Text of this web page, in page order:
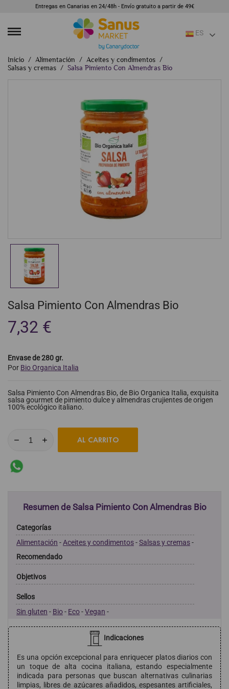
Entregas en Canarias en 24/48h - Envío gratuito a partir de 49€
ES
Inicio Alimentación
Aceites y condimentos
Salsas y cremas
Salsa Pimiento Con Almendras Bio
Salsa Pimiento Con Almendras Bio
7,32 €
Envase de 280 gr.
Por Bio Organica Italia
Salsa Pimiento Con Almendras Bio, de Bio Organica Italia, exquisita
salsa gourmet de pimiento dulce y almendras crujientes de origen
100% ecológico italiano.
AL CARRITO
Resumen de Salsa Pimiento Con Almendras Bio
Categorías
Alimentación -Aceites y condimentos-Salsas y cremas-
Recomendado
Objetivos
Sellos
Sin gluten - Bio- Eco-Vegan -
Indicaciones
Es una opción excepcional para enriquecer platos diarios con
un toque de alta cocina italiana, estando especialmente
indicada para personas que buscan alternativas culinarias
limpias, libres de azúcares añadidos, espesantes artificiales,